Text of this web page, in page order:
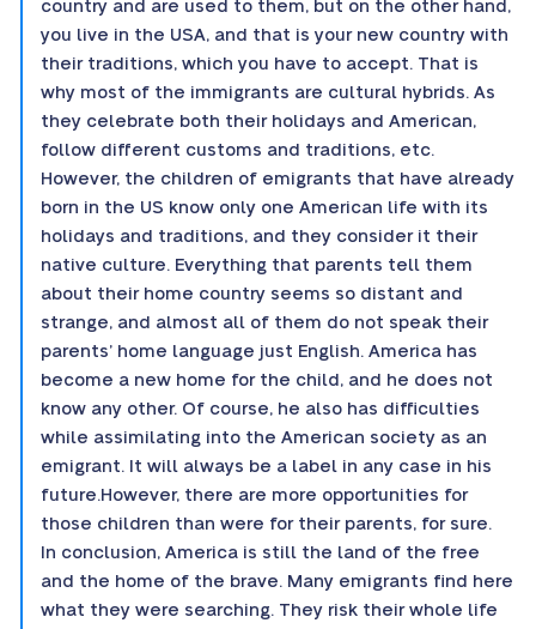
country and are used to them, but on the other hand,
you live in the USA, and that is your new country with
their traditions, which you have to accept. That is
why most of the immigrants are cultural hybrids. As
they celebrate both their holidays and American,
follow different customs and traditions, etc.
However, the children of emigrants that have already
born in the US know only one American life with its
holidays and traditions, and they consider it their
native culture. Everything that parents tell them
about their home country seems so distant and
strange, and almost all of them do not speak their
parents’ home language just English. America has
become a new home for the child, and he does not
know any other. Of course, he also has difficulties
while assimilating into the American society as an
emigrant. It will always be a label in any case in his
future.However, there are more opportunities for
those children than were for their parents, for sure.
In conclusion, America is still the land of the free
and the home of the brave. Many emigrants find here
what they were searching. They risk their whole life